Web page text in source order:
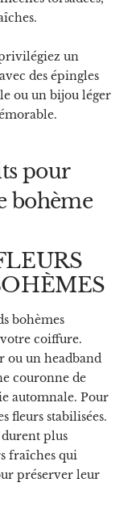
un
des épingles
ou un bijou léger
pour
bohème
bohèmes
coiffure.
ou un headband
couronne de
automnale. Pour
fleurs stabilisées.
plus
fraîches qui
préserver leur